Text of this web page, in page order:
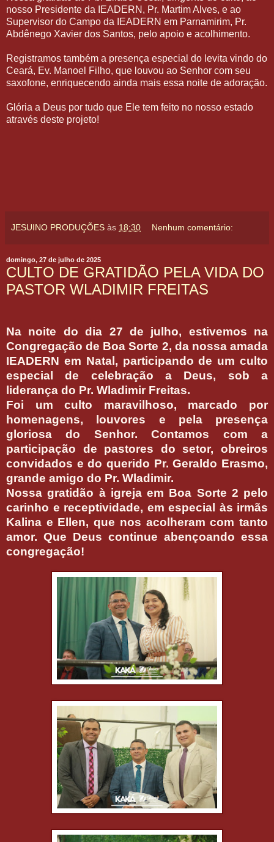
nosso Presidente da IEADERN, Pr. Martim Alves, e ao
Supervisor do Campo da IEADERN em Parnamirim, Pr.
Abdênego Xavier dos Santos, pelo apoio e acolhimento.
Registramos também a presença especial do levita vindo do
Ceará, Ev. Manoel Filho, que louvou ao Senhor com seu
saxofone, enriquecendo ainda mais essa noite de adoração.
Glória a Deus por tudo que Ele tem feito no nosso estado
através deste projeto!
JESUINO PRODUÇÕES às 18:30 Nenhum comentário:
domingo, 27 de julho de 2025
CULTO DE GRATIDÃO PELA VIDA DO
PASTOR WLADIMIR FREITAS
Na noite do dia 27 de julho, estivemos na
Congregação de Boa Sorte 2, da nossa amada
IEADERN em Natal, participando de um culto
especial de celebração a Deus, sob a
liderança do Pr. Wladimir Freitas.
Foi um culto maravilhoso, marcado por
homenagens, louvores e pela presença
gloriosa do Senhor. Contamos com a
participação de pastores do setor, obreiros
convidados e do querido Pr. Geraldo Erasmo,
grande amigo do Pr. Wladimir.
Nossa gratidão à igreja em Boa Sorte 2 pelo
carinho e receptividade, em especial às irmãs
Kalina e Ellen, que nos acolheram com tanto
amor. Que Deus continue abençoando essa
congregação!